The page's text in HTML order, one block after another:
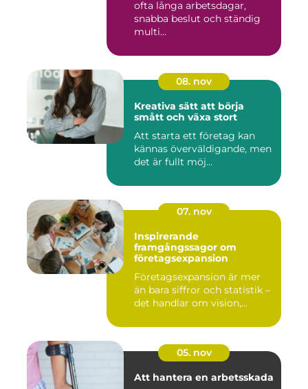
ofta långa arbetsdagar,
snabba beslut och ständig
multi...
08. nov
Kreativa sätt att börja
smått och växa stort
Att starta ett företag kan
kännas överväldigande, men
det är fullt möj...
07. nov
Inspirerande
framgångssagor om
företagsexpansion
Företagsexpansion är mer
än bara siffror och statistik –
det handlar om vision,...
05. nov
Att hantera en arbetsskada